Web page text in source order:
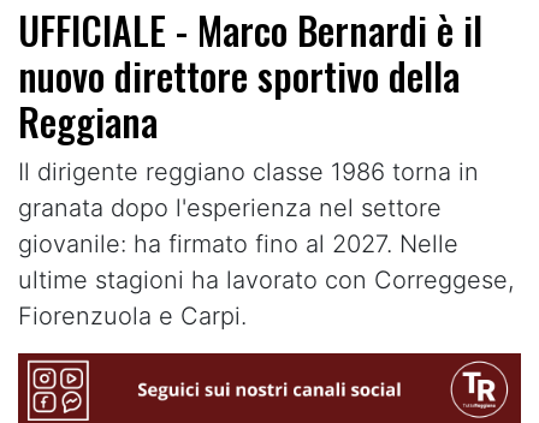
UFFICIALE - Marco Bernardi è il
nuovo direttore sportivo della
Reggiana
Il dirigente reggiano classe 1986 torna in
granata dopo l'esperienza nel settore
giovanile: ha firmato fino al 2027. Nelle
ultime stagioni ha lavorato con Correggese,
Fiorenzuola e Carpi.